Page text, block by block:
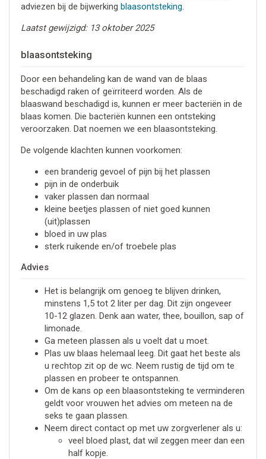
adviezen bij de bijwerking blaasontsteking.
Laatst gewijzigd: 13 oktober 2025
blaasontsteking
Door een behandeling kan de wand van de blaas
beschadigd raken of geïrriteerd worden. Als de
blaaswand beschadigd is, kunnen er meer bacteriën in de
blaas komen. Die bacteriën kunnen een ontsteking
veroorzaken. Dat noemen we een blaasontsteking.
De volgende klachten kunnen voorkomen:
een branderig gevoel of pijn bij het plassen
pijn in de onderbuik
vaker plassen dan normaal
kleine beetjes plassen of niet goed kunnen
(uit)plassen
bloed in uw plas
sterk ruikende en/of troebele plas
Advies
Het is belangrijk om genoeg te blijven drinken,
minstens 1,5 tot 2 liter per dag. Dit zijn ongeveer
10-12 glazen. Denk aan water, thee, bouillon, sap of
limonade.
Ga meteen plassen als u voelt dat u moet.
Plas uw blaas helemaal leeg. Dit gaat het beste als
u rechtop zit op de wc. Neem rustig de tijd om te
plassen en probeer te ontspannen.
Om de kans op een blaasontsteking te verminderen
geldt voor vrouwen het advies om meteen na de
seks te gaan plassen.
Neem direct contact op met uw zorgverlener als u:
veel bloed plast, dat wil zeggen meer dan een
half kopje.